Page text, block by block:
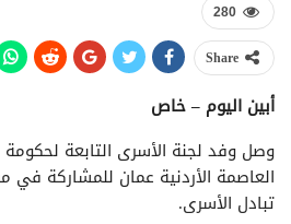
280
Share
أبين اليوم – خاص
وصل وفد لجنة الأسرى التابعة لحكومة
العاصمة الأردنية عمان للمشاركة
تبادل الأسرى.